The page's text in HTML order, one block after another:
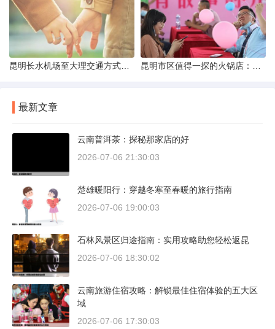
最新文章
云南普洱茶：探秘那家店的好
2026-07-06 21:30:03
楚雄暖阳行：穿越冬寒至春暖的旅行指南
2026-07-06 19:00:03
石林风景区归途指南：实用攻略助您轻松返昆
2026-07-06 18:30:02
云南旅游住宿攻略：解锁最佳住宿体验的五大区
域
2026-07-06 17:30:03